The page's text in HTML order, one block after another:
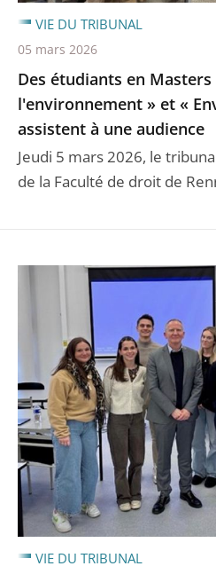
Des étudiants en
l'environnement » et «
assistent à une audience
Jeudi 5 mars 2026, le
de la Faculté de droit de
VIE DU TRIBUNAL
05 mars 2026
VIE DU TRIBUNAL